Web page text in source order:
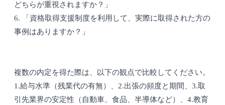
どちらが重視されますか？」
6. 「資格取得支援制度を利用して、実際に取得された方の
事例はありますか？」
複数の内定を得た際は、以下の観点で比較してください。
1.給与水準（残業代の有無）、2.出張の頻度と期間、3.取
引先業界の安定性（自動車、食品、半導体など）、4.教育